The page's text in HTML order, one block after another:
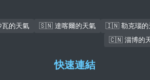
的天氣 🇸🇳 達喀爾的天氣 🇮🇳 勒克瑙的
🇨🇳 淄博的
快速連結